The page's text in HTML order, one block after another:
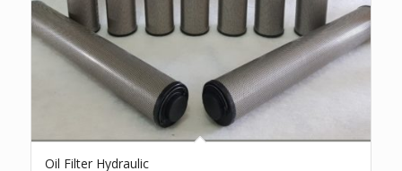
Oil Filter Hydraulic